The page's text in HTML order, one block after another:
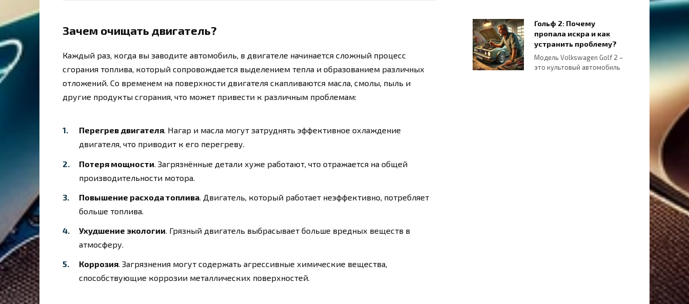
Зачем очищать двигатель?
Каждый раз, когда вы заводите автомобиль, в двигателе начинается сложный процесс
сгорания топлива, который сопровождается выделением тепла и образованием различных
отложений. Со временем на поверхности двигателя скапливаются масла, смолы, пыль и
другие продукты сгорания, что может привести к различным проблемам:
Перегрев двигателя. Нагар и масла могут затруднять эффективное охлаждение
двигателя, что приводит к его перегреву.
Потеря мощности . Загрязнённые детали хуже работают, что отражается на общей
производительности мотора.
Повышение расхода топлива . Двигатель, который работает неэффективно, потребляет
больше топлива.
Ухудшение экологии. Грязный двигатель выбрасывает больше вредных веществ в
атмосферу.
Коррозия. Загрязнения могут содержать агрессивные химические вещества,
способствующие коррозии металлических поверхностей.
Гольф 2: Почему
пропала искра и как
устранить проблему?
Модель Volkswagen Golf 2 –
это культовый автомобиль